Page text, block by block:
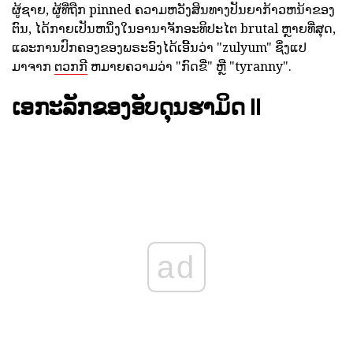
ຜູ້ຊາຍ, ຜູ້ທີ່ຖືກ pinned ຄວາມຫວັງສິນທາງປັນຍາກ້າວຫນ້າຂອງ
ຕົນ, ໄດ້ກາຍເປັນຫນຶ່ງໃນອານາຈັກອະທິປະໄຕ brutal ຫຼາຍທີ່ສຸດ,
ແລະການປົກຄອງຂອງພຣະອົງໄດ້ເອີ້ນວ່າ "zulyum" ຊຶ່ງແປ
ມາຈາກ ຕວກກີ ຫມາຍຄວາມວ່າ "ກົດຂີ່" ຫຼື "tyranny".
ເອກະລັກຂອງອັບດຸນຮາມິດ II
ad